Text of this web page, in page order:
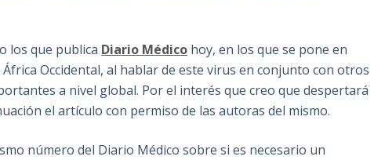
los que publica Diario Médico hoy, en los que se pone en
Occidental, al hablar de este virus en conjunto con otros
a nivel global. Por el interés que creo que despertará
el artículo con permiso de las autoras del mismo.
número del Diario Médico sobre si es necesario un